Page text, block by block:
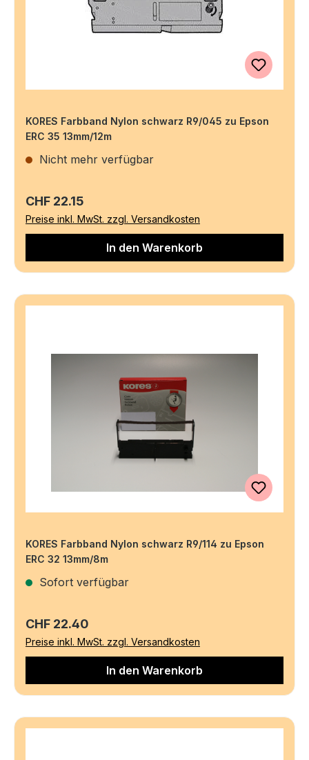
KORES Farbband Nylon schwarz R9/045 zu Epson
ERC 35 13mm/12m
Nicht mehr verfügbar
Regulärer Preis:
CHF 22.15
Preise inkl. MwSt. zzgl. Versandkosten
In den Warenkorb
KORES Farbband Nylon schwarz R9/114 zu Epson
ERC 32 13mm/8m
Sofort verfügbar
Regulärer Preis:
CHF 22.40
Preise inkl. MwSt. zzgl. Versandkosten
In den Warenkorb